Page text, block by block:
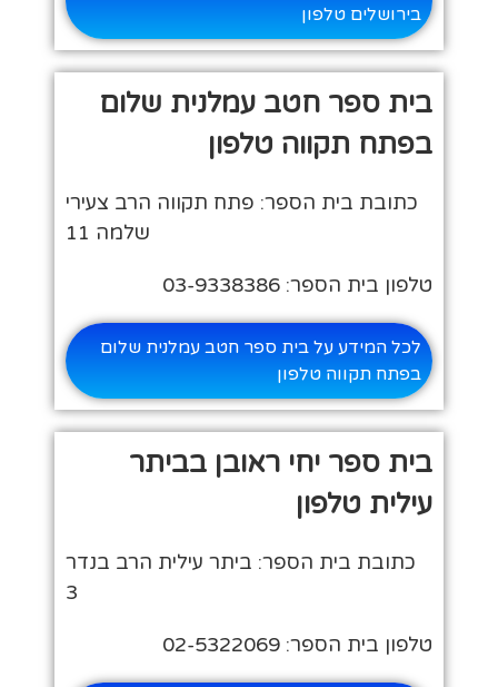
בירושלים טלפון
בית ספר חטב עמלנית שלום
בפתח תקווה טלפון
כתובת בית הספר: פתח תקווה הרב צעירי
שלמה 11
טלפון בית הספר: 03-9338386
לכל המידע על בית ספר חטב עמלנית שלום
בפתח תקווה טלפון
בית ספר יחי ראובן בביתר
עילית טלפון
כתובת בית הספר: ביתר עילית הרב בנדר
3
טלפון בית הספר: 02-5322069